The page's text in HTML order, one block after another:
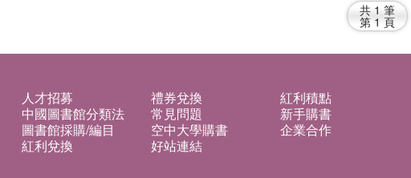
共 1 筆
第 1 頁
人才招募 禮券兌換
紅利積點
中國圖書館分類法 常見問題
新手購書
圖書館採購/編目 空中大學購書
企業合作
紅利兌換 好站連結